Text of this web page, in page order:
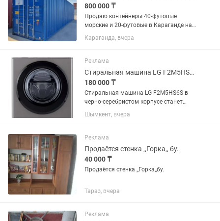
800 000 ₸
Продаю контейнеры 40-футовые
морские и 20-футовые в Караганде на
выбор с погрузкой возможна доставка
до вашего места цена от тенге. В
выпуска-1,5 млн. (состояние...
Караганда, вчера
Реклама
Стиральная машина LG F2M5HS6S серебристый буу
180 000 ₸
Стиральная машина LG F2M5HS6S в
черно-серебристом корпусе станет
идеальным выбором для большой
семьи за счет возможности стирать до
одновременно очистить внутри два...
Шымкент, вчера
Реклама
Продаётся стенка ,,Горка,, бу.
40 000 ₸
Продаётся стенка ,,Горка,,бу.
Тараз, вчера
Реклама